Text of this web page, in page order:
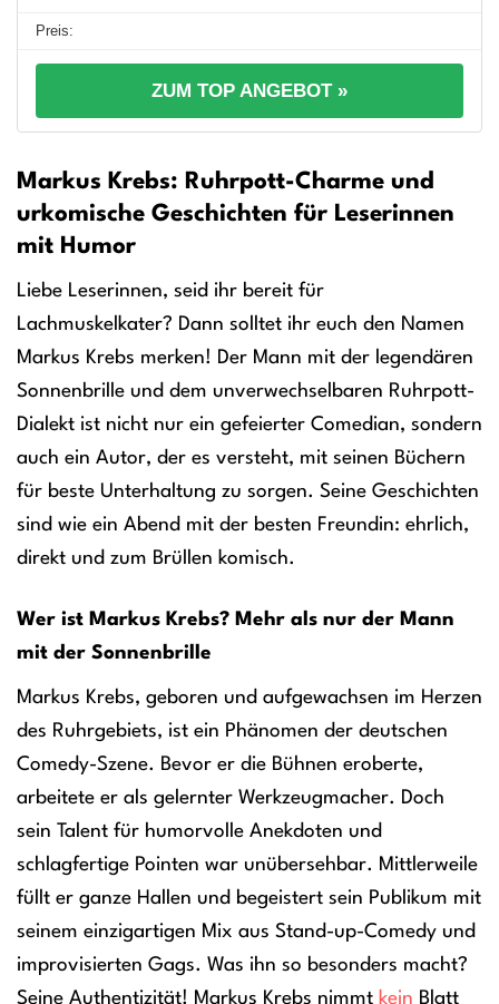
ZUM TOP ANGEBOT »
Markus Krebs: Ruhrpott-Charme und
urkomische Geschichten für Leserinnen
mit Humor
Liebe Leserinnen, seid ihr bereit für
Lachmuskelkater? Dann solltet ihr euch den Namen
Markus Krebs merken! Der Mann mit der legendären
Sonnenbrille und dem unverwechselbaren Ruhrpott-
Dialekt ist nicht nur ein gefeierter Comedian, sondern
auch ein Autor, der es versteht, mit seinen Büchern
für beste Unterhaltung zu sorgen. Seine Geschichten
sind wie ein Abend mit der besten Freundin: ehrlich,
direkt und zum Brüllen komisch.
Wer ist Markus Krebs? Mehr als nur der Mann
mit der Sonnenbrille
Markus Krebs, geboren und aufgewachsen im Herzen
des Ruhrgebiets, ist ein Phänomen der deutschen
Comedy-Szene. Bevor er die Bühnen eroberte,
arbeitete er als gelernter Werkzeugmacher. Doch
sein Talent für humorvolle Anekdoten und
schlagfertige Pointen war unübersehbar. Mittlerweile
füllt er ganze Hallen und begeistert sein Publikum mit
seinem einzigartigen Mix aus Stand-up-Comedy und
improvisierten Gags. Was ihn so besonders macht?
Seine Authentizität! Markus Krebs nimmt kein Blatt